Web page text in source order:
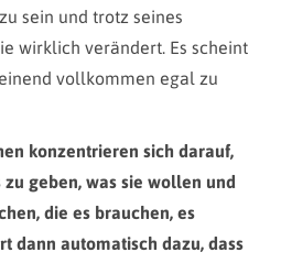
sein und trotz seines
wirklich verändert. Es scheint
vollkommen egal zu
konzentrieren sich darauf,
geben, was sie wollen und
die es brauchen, es
dann automatisch dazu, dass